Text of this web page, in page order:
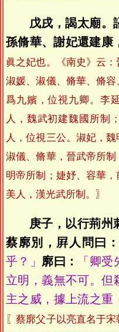
戊戌，謁太廟。
孫脩華、謝妃還建康
眞之妃也。《南史》云：
淑媛、淑儀、脩華、脩
爲九嬪，位視九卿。李
人，魏武初建魏國所制
人，位視三公。淑妃，
淑儀、脩華，晉武帝所
明帝所制；婕妤、容華
美人，漢光武所制。〗
庚子，以行荊州
蔡廓別，屛人問曰：
乎？」 廓曰：
「卿
立明，義無不可。但
主之威，據上流之重
〖蔡廓父子以亮直名于